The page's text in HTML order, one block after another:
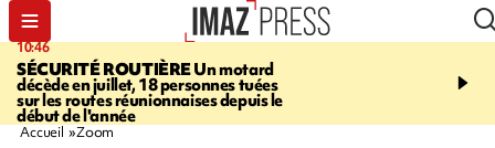
10:46
SÉCURITÉ ROUTIÈREUn motard
décède en juillet, 18 personnes tuées
sur les routes réunionnaises depuis le
début de l'année
13:49
mineurs - un courrier
Accueil Zoom